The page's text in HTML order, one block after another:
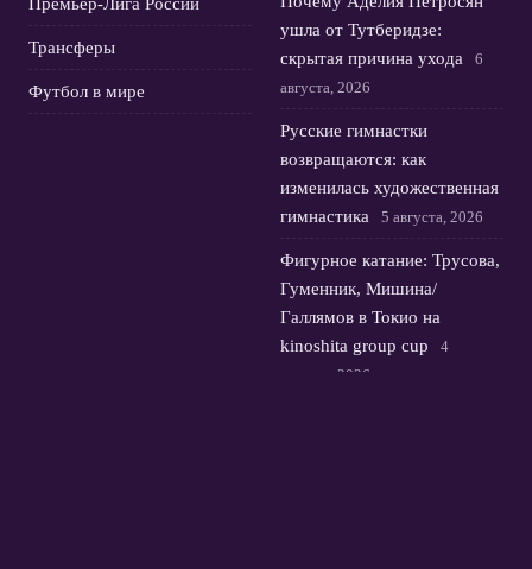
Трансферы
Футбол в мире
ушла от Тутберидзе:
скрытая причина ухода
6
августа, 2026
Русские гимнастки
возвращаются: как
изменилась художественная
гимнастика
5 августа, 2026
Фигурное катание: Трусова,
Гуменник, Мишина/
Галлямов в Токио на
kinoshita group cup
4
августа, 2026